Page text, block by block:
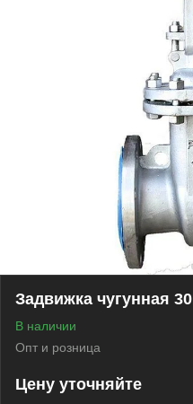
Задвижка чугунная
В наличии
Опт и розница
Цену уточняйте